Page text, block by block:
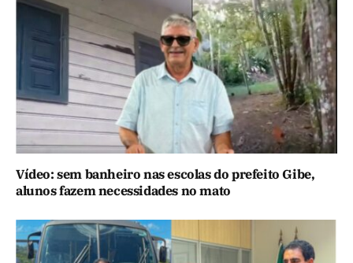
Vídeo: sem banheiro nas escolas do prefeito Gibe,
alunos fazem necessidades no mato